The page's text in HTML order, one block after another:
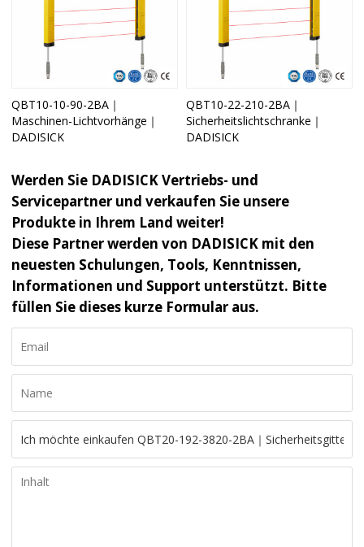
QBT10-10-90-2BA｜
Maschinen-Lichtvorhänge｜
DADISICK
QBT10-22-210-2BA｜
Sicherheitslichtschranke｜
DADISICK
Werden Sie DADISICK Vertriebs- und
Servicepartner und verkaufen Sie unsere
Produkte in Ihrem Land weiter!
Diese Partner werden von DADISICK mit den
neuesten Schulungen, Tools, Kenntnissen,
Informationen und Support unterstützt. Bitte
füllen Sie dieses kurze Formular aus.